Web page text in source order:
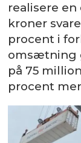
realisere
kroner
procent i
omsætning
på 75
procent